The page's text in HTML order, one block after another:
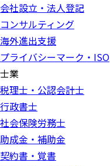
会社設立・法人登記
コンサルティング
海外進出支援
プライバシーマーク・ISO
士業
税理士・公認会計士
行政書士
社会保険労務士
助成金・補助金
契約書・覚書